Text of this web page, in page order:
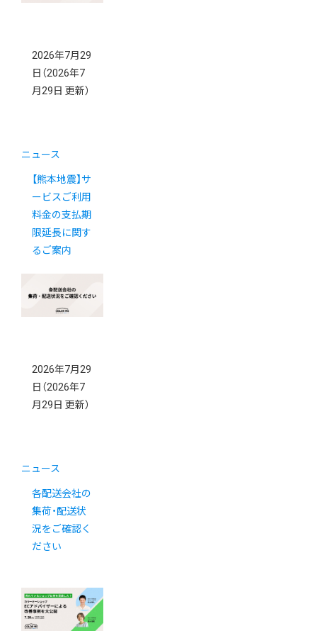
2026年7月29
日 （2026年7
月29日 更新）
ニュース
【熊本地震】サ
ービスご利用
料金の支払期
限延長に関す
るご案内
2026年7月29
日 （2026年7
月29日 更新）
ニュース
各配送会社の
集荷・配送状
況をご確認く
ださい